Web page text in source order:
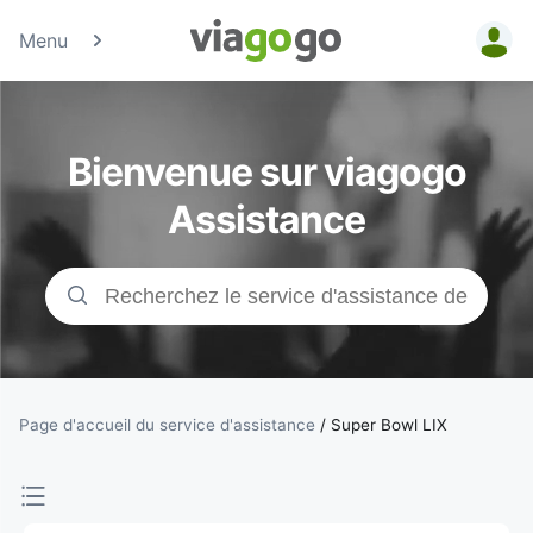
Menu
Billets -
Billet pour
concerts,
événements
sportifs et
théâtre |
viagogo, la
Bienvenue sur viagogo
Assistance
Page d'accueil du service d'assistance / Super Bowl LIX